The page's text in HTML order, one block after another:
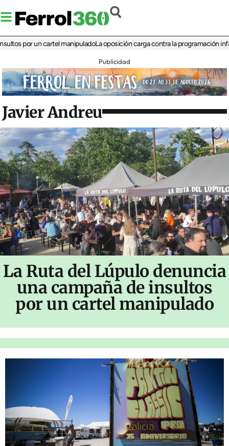
por un cartel manipuladoLa oposición carga contra la programación infantil
Publicidad
Javier Andreu
La Ruta del Lúpulo denuncia
una campaña de insultos
por un cartel manipulado